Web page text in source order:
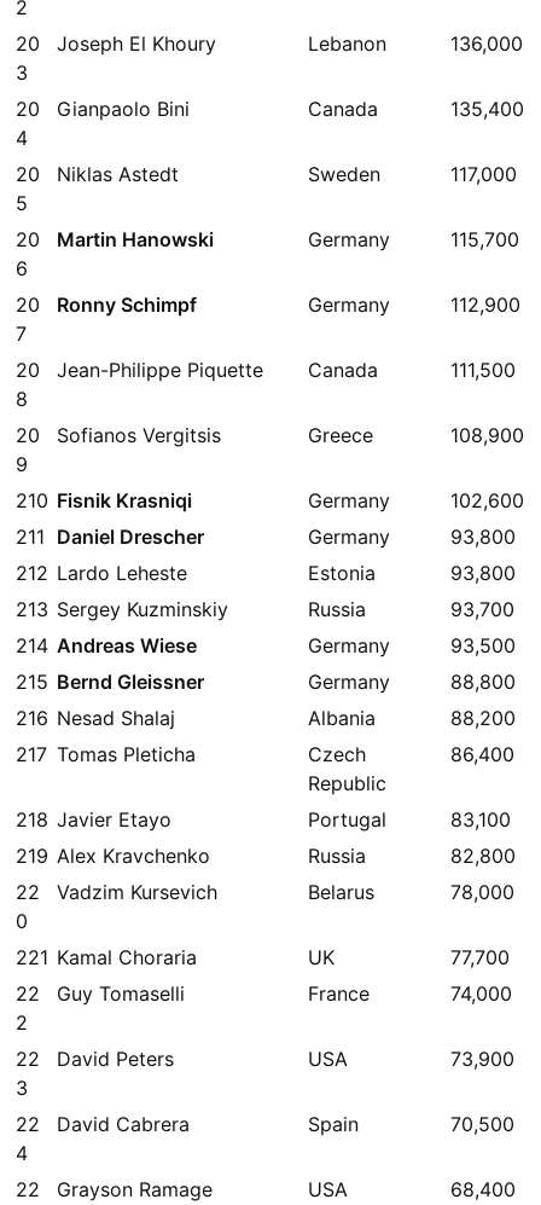
2
20
3
Joseph El Khoury Lebanon 136,000
20
4
Gianpaolo Bini Canada 135,400
20
5
Niklas Astedt Sweden 117,000
20
6
Martin Hanowski Germany 115,700
20
7
Ronny Schimpf Germany 112,900
20
8
Jean-Philippe Piquette Canada 111,500
20
9
Sofianos Vergitsis Greece 108,900
210 Fisnik Krasniqi Germany
102,600
211 Daniel Drescher Germany
93,800
212 Lardo Leheste Estonia
93,800
213 Sergey Kuzminskiy Russia
93,700
214 Andreas Wiese Germany
93,500
215 Bernd Gleissner Germany
88,800
216 Nesad Shalaj Albania
88,200
217 Tomas Pleticha
Czech
Republic
86,400
218 Javier Etayo Portugal
83,100
219 Alex Kravchenko Russia
82,800
22
0
Vadzim Kursevich Belarus 78,000
221 Kamal Choraria UK
77,700
22
2
Guy Tomaselli France 74,000
22
3
David Peters USA 73,900
22
4
David Cabrera Spain 70,500
22
Grayson Ramage USA 68,400